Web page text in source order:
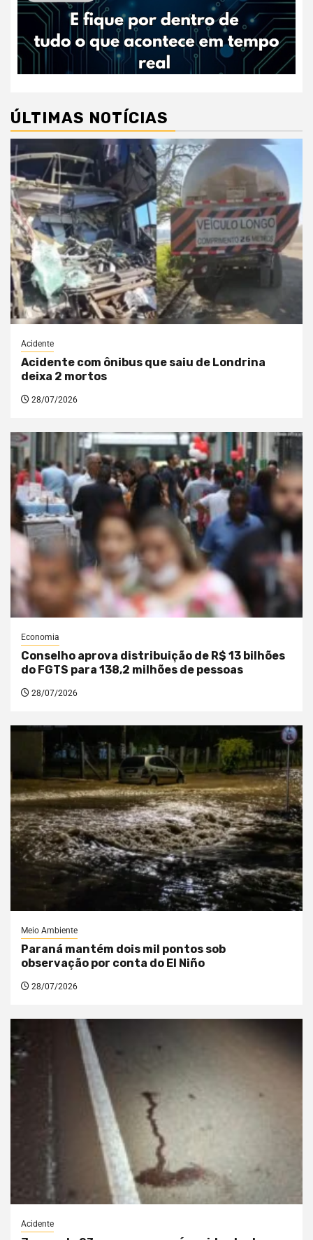
ÚLTIMAS NOTÍCIAS
Acidente
Acidente com ônibus que saiu de Londrina
deixa 2 mortos
28/07/2026
Economia
Conselho aprova distribuição de R$ 13 bilhões
do FGTS para 138,2 milhões de pessoas
28/07/2026
Meio Ambiente
Paraná mantém dois mil pontos sob
observação por conta do El Niño
28/07/2026
Acidente